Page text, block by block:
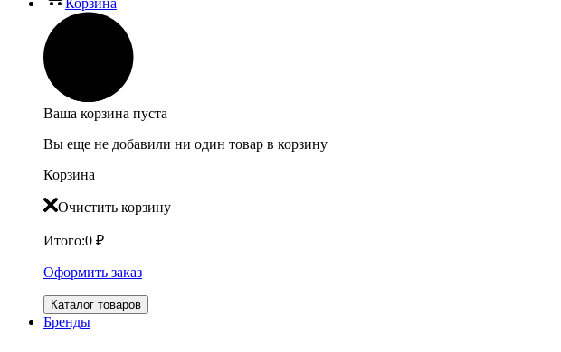
Корзина
Ваша корзина пуста
Вы еще не добавили ни один товар в корзину
Корзина
Очистить корзину
Итого:0 ₽
Оформить заказ
Каталог товаров
Бренды